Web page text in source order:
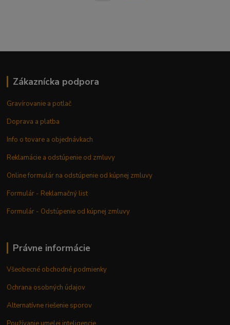
Zákaznícka podpora
Gravírovanie a potlač
Doprava a platba
Info o tovare a objednávkach
Reklamácie a odstúpenie od zmluvy
Online formulár na odstúpenie od kúpnej zmluvy
Formulár - Reklamačný list
Formulár - Odstúpenie od kúpnej zmluvy
Právne informácie
Všeobecné obchodné podmienky
Ochrana osobných údajov
Alternatívne riešenie sporov